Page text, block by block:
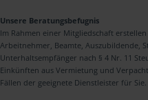
Unsere Beratungsbefugnis
Im Rahmen einer Mitgliedschaft
Arbeitnehmer, Beamte, Auszubildende,
Unterhaltsempfänger nach § 4 Nr. 11
Einkünften aus Vermietung und
Fällen der geeignete Dienstleister für Sie.